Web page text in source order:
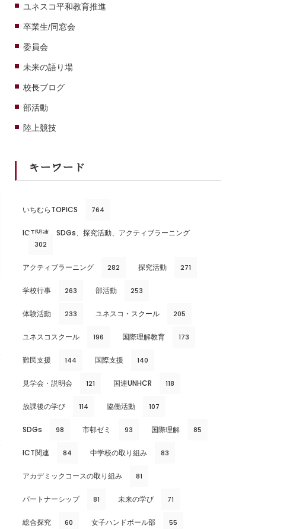
ユネスコ平和教育推進
卒業生/同窓会
委員会
未来の語り場
校長ブログ
部活動
陸上競技
キーワード
いちむらTOPICS 764
ICT関連、SDGs、探究活動、アクティブラーニング
302
アクティブラーニング 282 探究活動 271
学校行事 263 部活動 253
体験活動 233 ユネスコ・スクール 205
ユネスコスクール 196 国際理解教育 173
難民支援 144 国際支援 140
見学会・説明会 121 国連UNHCR 118
放課後の学び 114 協働活動 107
SDGs 98 市邨ゼミ 93 国際理解 85
ICT関連 84 中学校の取り組み 83
アカデミックコースの取り組み 81
パートナーシップ 81 未来の学び 71
総合探究 60 女子ハンドボール部 55